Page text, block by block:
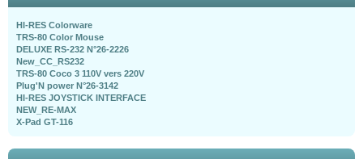
HI-RES Colorware
TRS-80 Color Mouse
DELUXE RS-232 N°26-2226
New_CC_RS232
TRS-80 Coco 3 110V vers 220V
Plug'N power N°26-3142
HI-RES JOYSTICK INTERFACE
NEW_RE-MAX
X-Pad GT-116